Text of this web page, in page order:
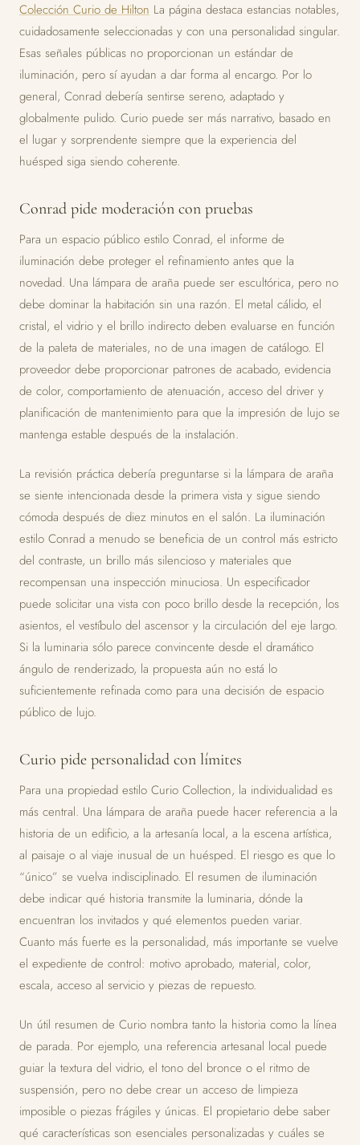
Colección Curio de Hilton La página destaca estancias notables,
cuidadosamente seleccionadas y con una personalidad singular.
Esas señales públicas no proporcionan un estándar de
iluminación, pero sí ayudan a dar forma al encargo. Por lo
general, Conrad debería sentirse sereno, adaptado y
globalmente pulido. Curio puede ser más narrativo, basado en
el lugar y sorprendente siempre que la experiencia del
huésped siga siendo coherente.
Conrad pide moderación con pruebas
Para un espacio público estilo Conrad, el informe de
iluminación debe proteger el refinamiento antes que la
novedad. Una lámpara de araña puede ser escultórica, pero no
debe dominar la habitación sin una razón. El metal cálido, el
cristal, el vidrio y el brillo indirecto deben evaluarse en función
de la paleta de materiales, no de una imagen de catálogo. El
proveedor debe proporcionar patrones de acabado, evidencia
de color, comportamiento de atenuación, acceso del driver y
planificación de mantenimiento para que la impresión de lujo se
mantenga estable después de la instalación.
La revisión práctica debería preguntarse si la lámpara de araña
se siente intencionada desde la primera vista y sigue siendo
cómoda después de diez minutos en el salón. La iluminación
estilo Conrad a menudo se beneficia de un control más estricto
del contraste, un brillo más silencioso y materiales que
recompensan una inspección minuciosa. Un especificador
puede solicitar una vista con poco brillo desde la recepción, los
asientos, el vestíbulo del ascensor y la circulación del eje largo.
Si la luminaria sólo parece convincente desde el dramático
ángulo de renderizado, la propuesta aún no está lo
suficientemente refinada como para una decisión de espacio
público de lujo.
Curio pide personalidad con límites
Para una propiedad estilo Curio Collection, la individualidad es
más central. Una lámpara de araña puede hacer referencia a la
historia de un edificio, a la artesanía local, a la escena artística,
al paisaje o al viaje inusual de un huésped. El riesgo es que lo
“único” se vuelva indisciplinado. El resumen de iluminación
debe indicar qué historia transmite la luminaria, dónde la
encuentran los invitados y qué elementos pueden variar.
Cuanto más fuerte es la personalidad, más importante se vuelve
el expediente de control: motivo aprobado, material, color,
escala, acceso al servicio y piezas de repuesto.
Un útil resumen de Curio nombra tanto la historia como la línea
de parada. Por ejemplo, una referencia artesanal local puede
guiar la textura del vidrio, el tono del bronce o el ritmo de
suspensión, pero no debe crear un acceso de limpieza
imposible o piezas frágiles y únicas. El propietario debe saber
qué características son esenciales personalizadas y cuáles se